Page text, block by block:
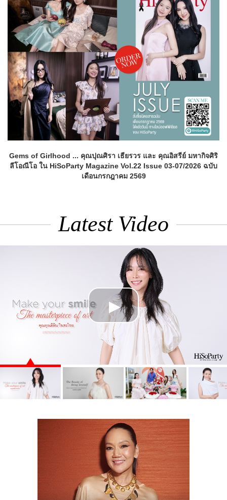
Gems of Girlhood ... คุณปุณศิรา เธียรวร และ คุณอิสรีย์ มหากิจศิริ
ลีโอณีโอ ใน HiSoParty Magazine Vol.22 Issue 03-07/2026 ฉบับ
เดือนกรกฎาคม 2569
Latest Video